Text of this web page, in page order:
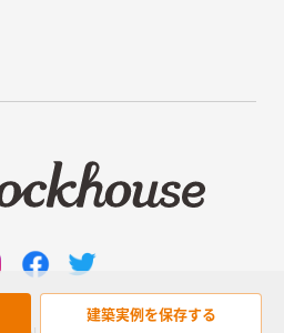
建築実例を保存する